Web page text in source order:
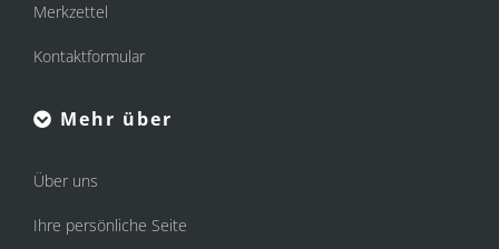
Merkzettel
Kontaktformular
Mehr über
Über uns
Ihre persönliche Seite